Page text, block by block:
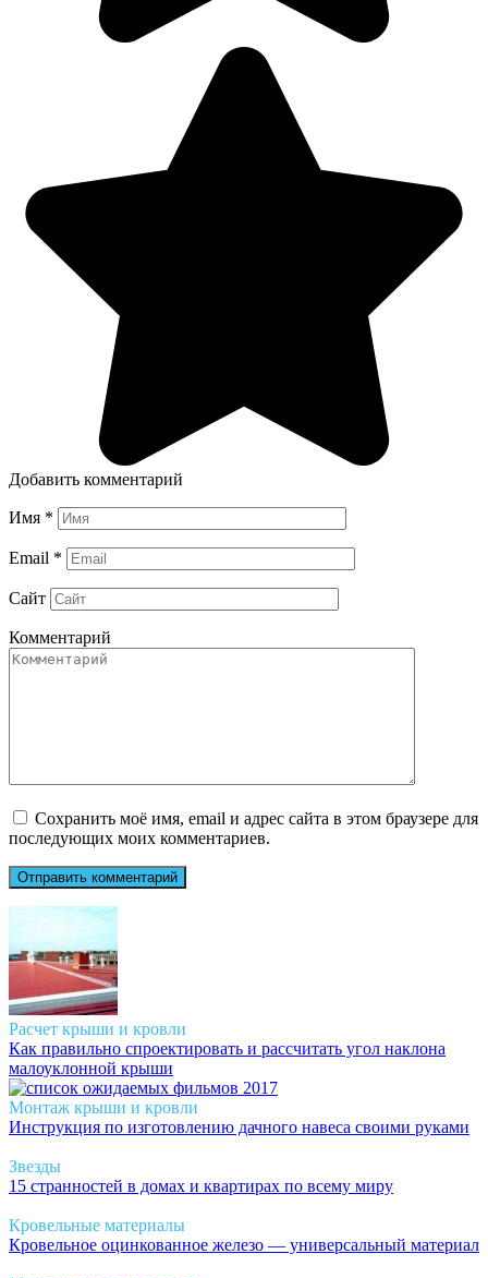
Добавить комментарий
Имя *
Email *
Сайт
Комментарий
Сохранить моё имя, email и адрес сайта в этом браузере для
последующих моих комментариев.
Расчет крыши и кровли
Как правильно спроектировать и рассчитать угол наклона
малоуклонной крыши
Монтаж крыши и кровли
Инструкция по изготовлению дачного навеса своими руками
Звезды
15 странностей в домах и квартирах по всему миру
Кровельные материалы
Кровельное оцинкованное железо — универсальный материал